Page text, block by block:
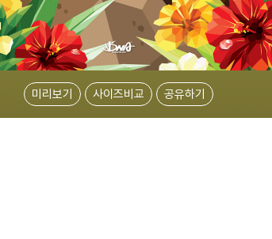
미리보기 사이즈비교 공유하기